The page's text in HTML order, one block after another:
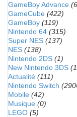
GameBoy Advance
GameCube (422)
GameBoy (119)
Nintendo 64 (315)
Super NES (137)
NES (138)
Nintendo 2DS (1)
New Nintendo 3DS
Actualité (111)
Nintendo Switch
Mobile (42)
Musique (0)
LEGO (5)